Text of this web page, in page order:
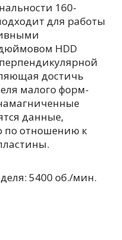
160-
для работы
HDD
достичь
малого форм-
данные,
по отношению к
5400 об./мин.